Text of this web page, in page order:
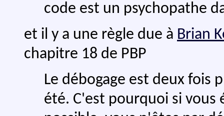
code est un psychopathe
et il y a une règle due à Brian
chapitre 18 de PBP
Le débogage est deux fois
été. C'est pourquoi si vous